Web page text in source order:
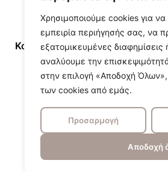
Χρησιμοποιούμε cookies για
εμπειρία περιήγησής σας, να
εξατομικευμένες διαφημίσεις
αναλύουμε την
στην επιλογή «Αποδοχή
των cookies από εμάς.
Προσαρμογή
Αποδοχή
Κατασκευαστης